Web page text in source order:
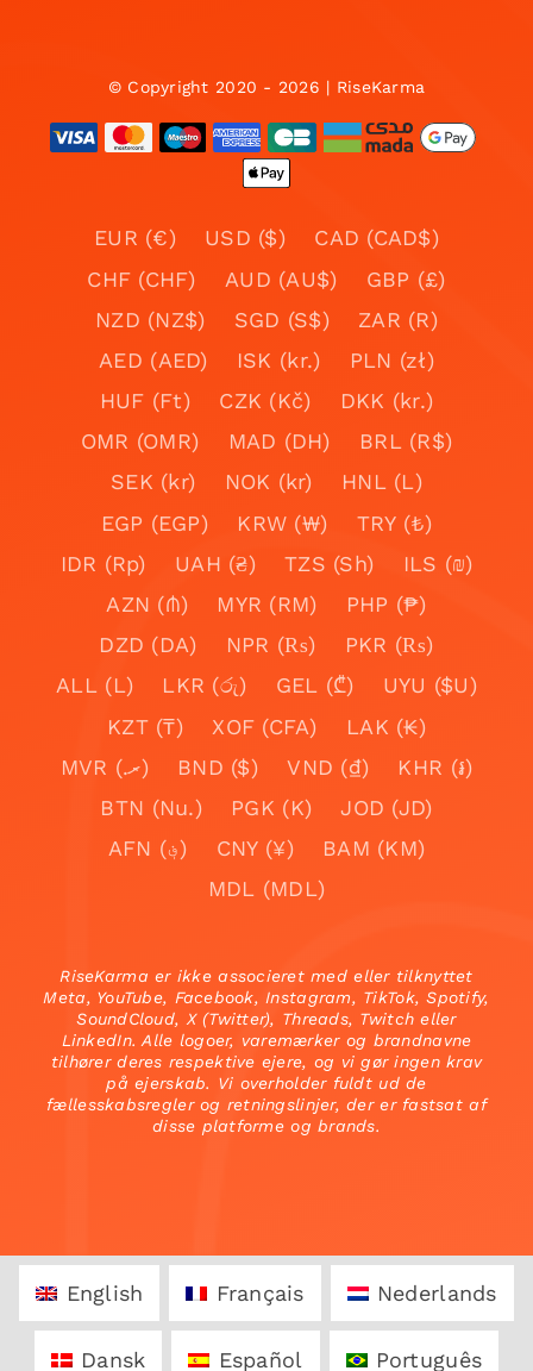
© Copyright 2020 - 2026 | RiseKarma
EUR (€) USD ($)
CAD (CAD$)
CHF (CHF)
AUD (AU$)
GBP (£)
NZD (NZ$)
SGD (S$)
ZAR (R)
AED (AED)
ISK (kr.)
PLN (zł)
HUF (Ft)
CZK (Kč)
DKK (kr.)
OMR (OMR)
MAD (DH)
BRL (R$)
SEK (kr)
NOK (kr)
HNL (L)
EGP (EGP)
KRW (₩)
TRY (₺)
IDR (Rp)
UAH (₴) TZS (Sh)
ILS (₪)
AZN (₼)
MYR (RM)
PHP (₱)
DZD (DA)
NPR (₨)
PKR (₨)
ALL (L)
LKR (රු) GEL (₾)
UYU ($U)
KZT (₸)
XOF (CFA)
LAK (₭)
MVR (.ރ)
BND ($) VND (₫)
KHR (៛)
BTN (Nu.)
PGK (K)
JOD (JD)
AFN (؋)
CNY (¥)
BAM (KM)
MDL (MDL)
RiseKarma er ikke associeret med eller tilknyttet
Meta, YouTube, Facebook, Instagram, TikTok, Spotify,
SoundCloud, X (Twitter), Threads, Twitch eller
LinkedIn. Alle logoer, varemærker og brandnavne
tilhører deres respektive ejere, og vi gør ingen krav
på ejerskab. Vi overholder fuldt ud de
fællesskabsregler og retningslinjer, der er fastsat af
disse platforme og brands.
English Français Nederlands
Dansk Español Português